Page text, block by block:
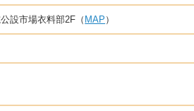
設市場衣料部2F（ MAP ）